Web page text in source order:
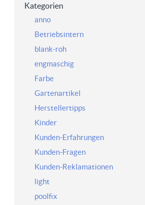
Kategorien
anno
Betriebsintern
blank-roh
engmaschig
Farbe
Gartenartikel
Herstellertipps
Kinder
Kunden-Erfahrungen
Kunden-Fragen
Kunden-Reklamationen
light
poolfix